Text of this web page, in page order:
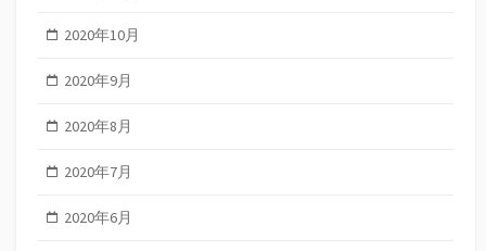
2020年10月
2020年9月
2020年8月
2020年7月
2020年6月